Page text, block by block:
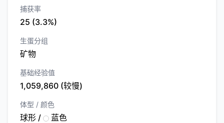
捕获率
25 (3.3%)
生蛋分组
矿物
基础经验值
1,059,860 (较慢)
体型 / 颜色
球形 / 蓝色